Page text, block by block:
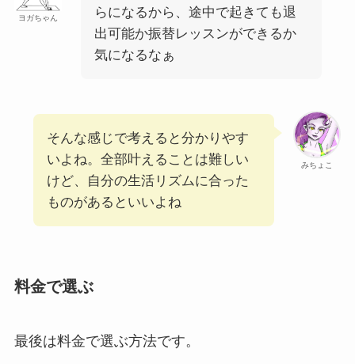
ヨガちゃん
らになるから、途中で起きても退
出可能か振替レッスンができるか
気になるなぁ
みちょこ
そんな感じで考えると分かりやす
いよね。全部叶えることは難しい
けど、自分の生活リズムに合った
ものがあるといいよね
料金で選ぶ
最後は料金で選ぶ方法です。